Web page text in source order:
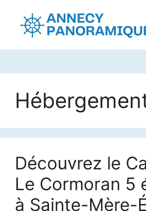
contenu
Découvrez le
Le Cormoran 5
à Sainte-Mère-